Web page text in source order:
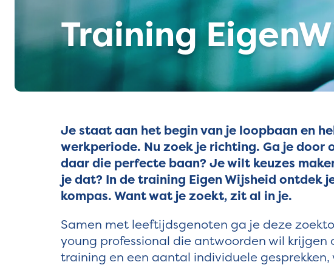
Training
Je staat aan het begin van je loopbaan en
werkperiode. Nu zoek je richting. Ga je
daar die perfecte baan? Je wilt keuzes
je dat? In de training Eigen Wijsheid ontdek
kompas. Want wat je zoekt, zit al in je.
Samen met leeftijdsgenoten ga je deze
young professional die antwoorden wil krijgen
training en een aantal individuele